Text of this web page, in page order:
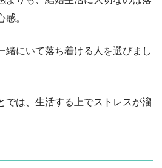
。
緒にいて落ち着ける人を選びまし
では、生活する上でストレスが溜